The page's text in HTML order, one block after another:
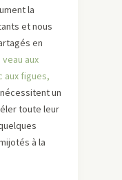
la
et nous
en
aux
aux figues,
un
toute leur
à la